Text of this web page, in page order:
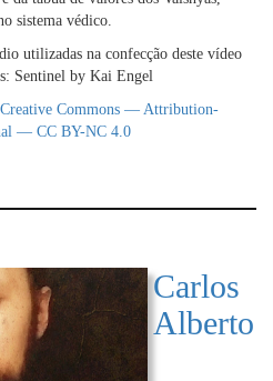
sistema védico.
utilizadas na confecção deste vídeo
Sentinel by Kai Engel
Creative Commons — Attribution-
— CC BY-NC 4.0
Carlos
Alberto